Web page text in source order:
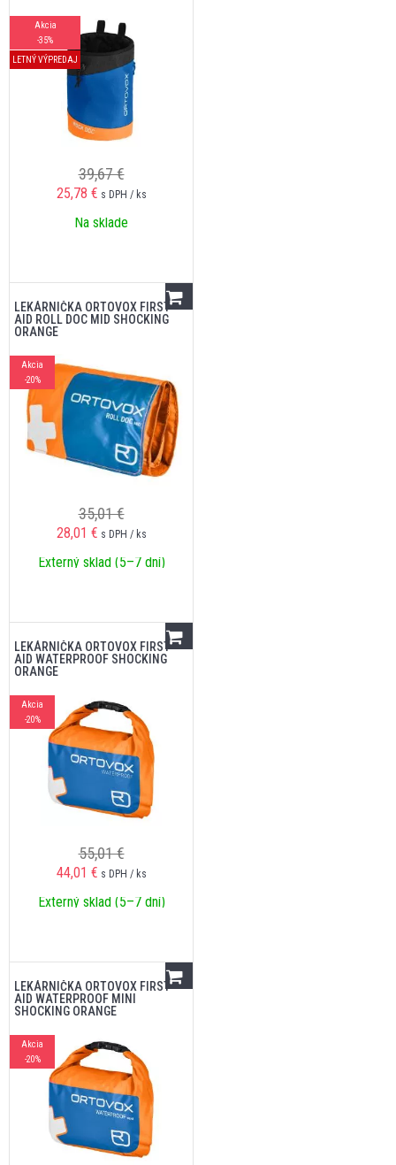
Akcia
-35%
LETNÝ VÝPREDAJ
39,67 €
25,78 € s DPH / ks
Na sklade
LEKÁRNIČKA ORTOVOX FIRST
AID ROLL DOC MID SHOCKING
ORANGE
Akcia
-20%
35,01 €
28,01 € s DPH / ks
Externý sklad (5–7 dní)
LEKÁRNIČKA ORTOVOX FIRST
AID WATERPROOF SHOCKING
ORANGE
Akcia
-20%
55,01 €
44,01 € s DPH / ks
Externý sklad (5–7 dní)
LEKÁRNIČKA ORTOVOX FIRST
AID WATERPROOF MINI
SHOCKING ORANGE
Akcia
-20%